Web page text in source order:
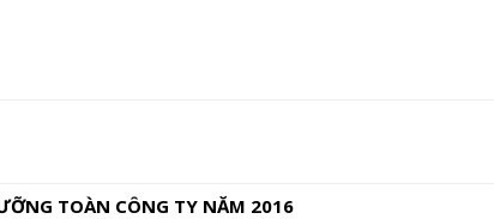
TOÀN CÔNG TY NĂM 2016